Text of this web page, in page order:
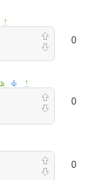
↑
0
↑
0
0